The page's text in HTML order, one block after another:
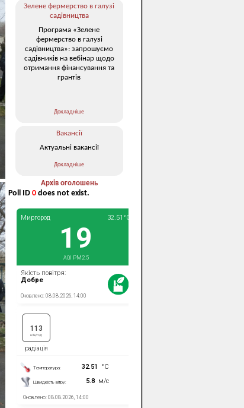
Зелене фермерство в галузі
садівництва
Програма «Зелене
фермерство в галузі
садівництва»: запрошуємо
садівників на вебінар щодо
отримання фінансування та
грантів
Докладніше
Вакансії
Актуальні вакансії
Докладніше
Архів оголошень
Poll ID 0 does not exist.